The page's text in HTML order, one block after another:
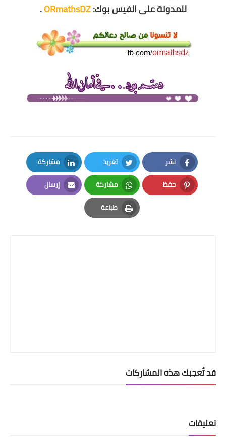
للمدونة على الفيس بوك:ORmathsDZ
.
نشر
Facebook
تغريد
Twitter
مشاركة
LinkedIn
حفظ
Pinterest
مشاركة
Whatsapp
إرسال
Email
طباعة
Print
قد تُعجبك هذه المشاركات
تعليقات